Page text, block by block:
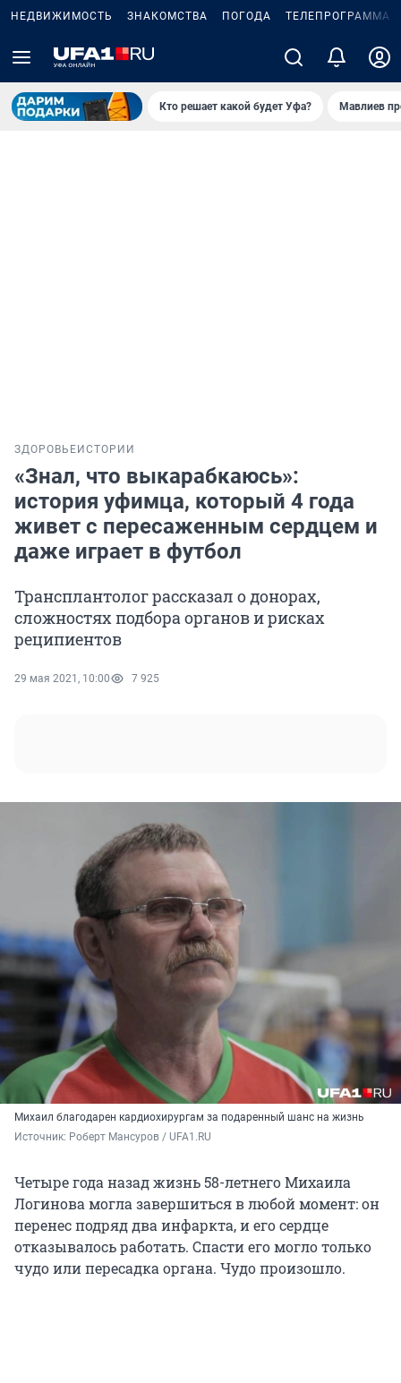
НЕДВИЖИМОСТЬ ЗНАКОМСТВА ПОГОДА ТЕЛЕПРОГРАММА
Кто решает какой будет Уфа? Мавлиев
ЗДОРОВЬЕ ИСТОРИИ
«Знал, что выкарабкаюсь»:
история уфимца, который 4 года
живет с пересаженным сердцем и
даже играет в футбол
Трансплантолог рассказал о донорах,
сложностях подбора органов и рисках
реципиентов
29 мая 2021, 10:00 7 925
Михаил благодарен кардиохирургам за подаренный шанс на жизнь
Источник: Роберт Мансуров / UFA1.RU
Четыре года назад жизнь 58-летнего Михаила
Логинова могла завершиться в любой момент: он
перенес подряд два инфаркта, и его сердце
отказывалось работать. Спасти его могло только
чудо или пересадка органа. Чудо произошло.